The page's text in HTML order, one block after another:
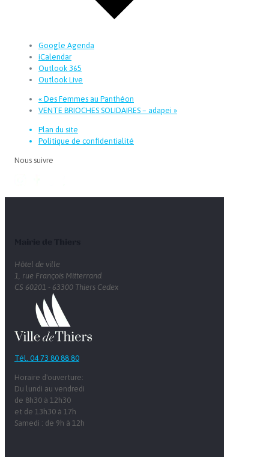
Google Agenda
iCalendar
Outlook 365
Outlook Live
« Des Femmes au Panthéon
VENTE BRIOCHES SOLIDAIRES – adapei »
Plan du site
Politique de confidentialité
Nous suivre
Hôtel de ville
1, rue François Mitterrand
CS 60201 - 63300 Thiers Cedex
Tél. 04 73 80 88 80
Horaire d'ouverture:
Du lundi au vendredi
de 8h30 à 12h30
et de 13h30 à 17h
Samedi : de 9h à 12h